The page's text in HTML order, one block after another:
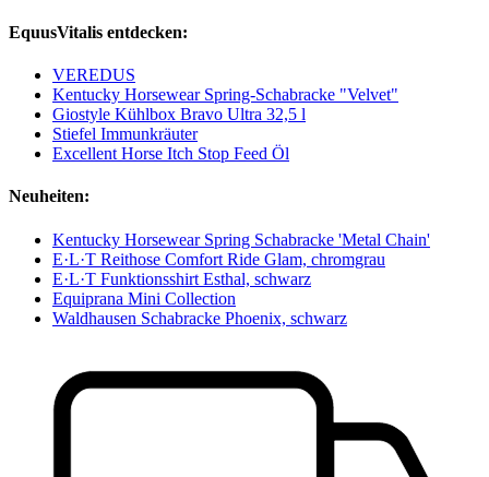
EquusVitalis entdecken:
VEREDUS
Kentucky Horsewear Spring-Schabracke "Velvet"
Giostyle Kühlbox Bravo Ultra 32,5 l
Stiefel Immunkräuter
Excellent Horse Itch Stop Feed Öl
Neuheiten:
Kentucky Horsewear Spring Schabracke 'Metal Chain'
E·L·T Reithose Comfort Ride Glam, chromgrau
E·L·T Funktionsshirt Esthal, schwarz
Equiprana Mini Collection
Waldhausen Schabracke Phoenix, schwarz